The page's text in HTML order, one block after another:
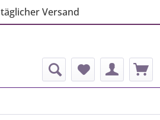
täglicher Versand